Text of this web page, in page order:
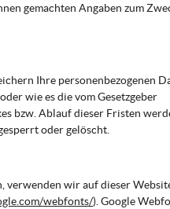
gemachten Angaben zum
Ihre personenbezogenen
wie es die vom Gesetzgeber
bzw. Ablauf dieser Fristen
oder gelöscht.
verwenden wir auf dieser
webfonts/). Google